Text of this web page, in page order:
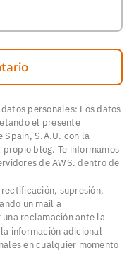
personales: Los datos
el presente
Spain, S.A.U. con la
blog. Te informamos
de AWS. dentro de
supresión,
un mail a
reclamación ante la
información adicional
en cualquier momento